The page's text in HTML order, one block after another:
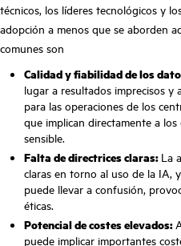
técnicos, los líderes tecnológicos y
adopción a menos que se aborden
comunes son
Calidad y fiabilidad de los
lugar a resultados imprecisos y
para las operaciones de los
que implican directamente a
sensible.
Falta de directrices claras: La
claras en torno al uso de la IA,
puede llevar a confusión,
éticas.
Potencial de costes elevados:
puede implicar importantes